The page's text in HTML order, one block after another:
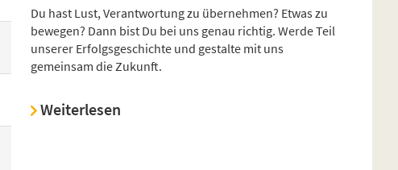
Du hast Lust, Verantwortung zu übernehmen? Etwas zu
bewegen? Dann bist Du bei uns genau richtig. Werde Teil
unserer Erfolgsgeschichte und gestalte mit uns
gemeinsam die Zukunft.
Weiterlesen